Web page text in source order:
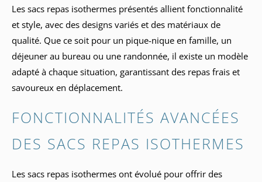
Les sacs repas isothermes présentés allient fonctionnalité
et style, avec des designs variés et des matériaux de
qualité. Que ce soit pour un pique-nique en famille, un
déjeuner au bureau ou une randonnée, il existe un modèle
adapté à chaque situation, garantissant des repas frais et
savoureux en déplacement.
FONCTIONNALITÉS AVANCÉES
DES SACS REPAS ISOTHERMES
Les sacs repas isothermes ont évolué pour offrir des